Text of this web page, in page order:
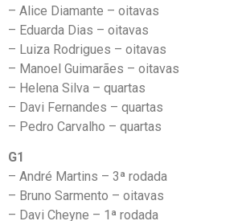
– Alice Diamante – oitavas
– Eduarda Dias – oitavas
– Luiza Rodrigues – oitavas
– Manoel Guimarães – oitavas
– Helena Silva – quartas
– Davi Fernandes – quartas
– Pedro Carvalho – quartas
G1
– André Martins – 3ª rodada
– Bruno Sarmento – oitavas
– Davi Cheyne – 1ª rodada